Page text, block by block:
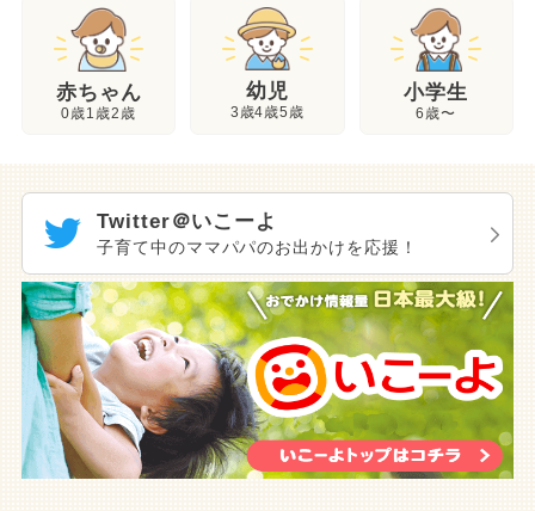
赤ちゃん
0歳1歳2歳
幼児
3歳4歳5歳
小学生
6歳〜
Twitter＠いこーよ
子育て中のママパパのお出かけを応援！